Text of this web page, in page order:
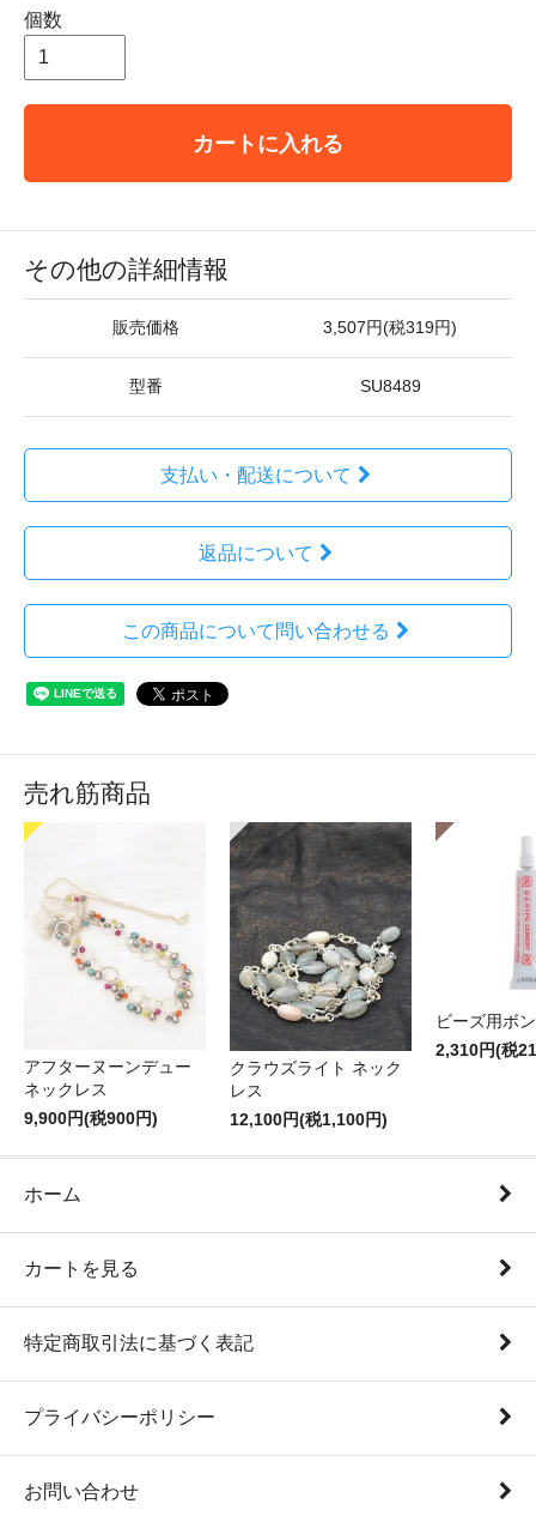
個数
カートに入れる
その他の詳細情報
販売価格 3,507円(税319円)
型番 SU8489
支払い・配送について
返品について
この商品について問い合わせる
売れ筋商品
アフターヌーンデュー
ネックレス
9,900円(税900円)
クラウズライト ネック
レス
12,100円(税1,100円)
ビーズ用ボ
2,310円(税
ホーム
カートを見る
特定商取引法に基づく表記
プライバシーポリシー
お問い合わせ